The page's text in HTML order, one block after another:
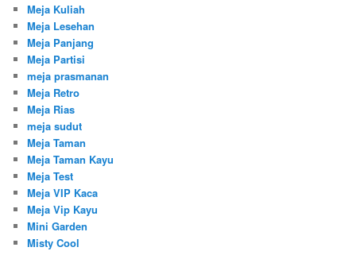
Meja Kuliah
Meja Lesehan
Meja Panjang
Meja Partisi
meja prasmanan
Meja Retro
Meja Rias
meja sudut
Meja Taman
Meja Taman Kayu
Meja Test
Meja VIP Kaca
Meja Vip Kayu
Mini Garden
Misty Cool